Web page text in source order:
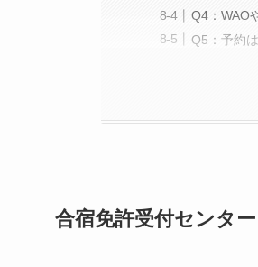
Q4：WAO
Q5：予約
合宿免許受付センタ